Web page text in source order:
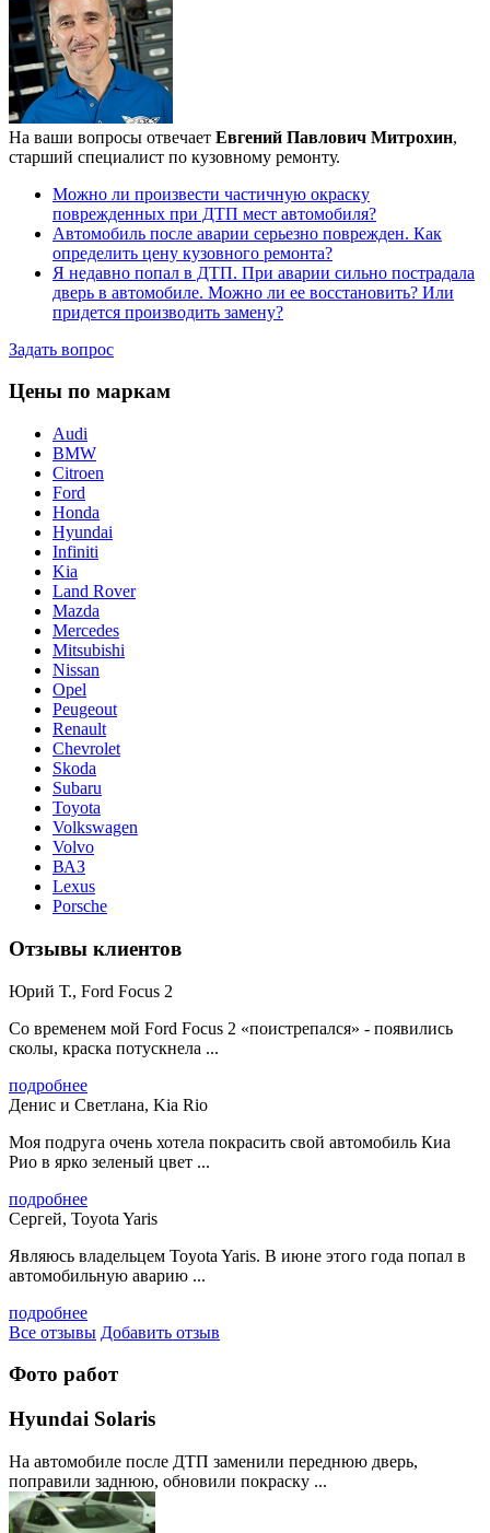
На ваши вопросы отвечает Евгений Павлович Митрохин,
старший специалист по кузовному ремонту.
Можно ли произвести частичную окраску
поврежденных при ДТП мест автомобиля?
Автомобиль после аварии серьезно поврежден. Как
определить цену кузовного ремонта?
Я недавно попал в ДТП. При аварии сильно пострадала
дверь в автомобиле. Можно ли ее восстановить? Или
придется производить замену?
Задать вопрос
Цены по маркам
Audi
BMW
Citroen
Ford
Honda
Hyundai
Infiniti
Kia
Land Rover
Mazda
Mercedes
Mitsubishi
Nissan
Opel
Peugeout
Renault
Chevrolet
Skoda
Subaru
Toyota
Volkswagen
Volvo
ВАЗ
Lexus
Porsche
Отзывы клиентов
Юрий Т., Ford Focus 2
Со временем мой Ford Focus 2 «поистрепался» - появились
сколы, краска потускнела ...
подробнее
Денис и Светлана, Kia Rio
Моя подруга очень хотела покрасить свой автомобиль Киа
Рио в ярко зеленый цвет ...
подробнее
Сергей, Toyota Yaris
Являюсь владельцем Toyota Yaris. В июне этого года попал в
автомобильную аварию ...
подробнее
Все отзывы Добавить отзыв
Фото работ
Hyundai Solaris
На автомобиле после ДТП заменили переднюю дверь,
поправили заднюю, обновили покраску ...